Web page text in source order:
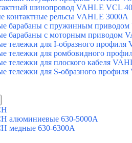
шинопровод VAHLE VCL
контактные рельсы VAHLE 3000А
барабаны с пружинным
барабаны с моторным приводом
тележки для I-образного профиля
тележки для ромбовидного
тележки для плоского кабеля
тележки для S-образного
алюминиевые 630-5000А
медные 630-6300А